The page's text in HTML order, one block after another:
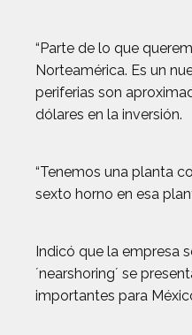
“Parte de lo que
Norteamérica. Es un
periferias son
dólares en la inversión.
“Tenemos una planta
sexto horno en esa
Indicó que la empresa
´nearshoring´ se
importantes para